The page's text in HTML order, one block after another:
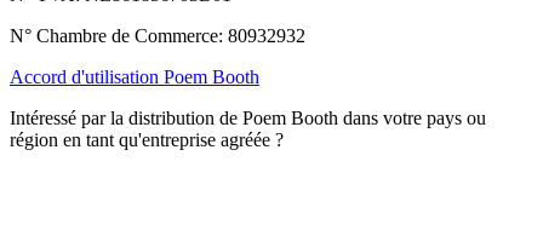
N° Chambre de Commerce: 80932932
Accord d'utilisation Poem Booth
Intéressé par la distribution de Poem Booth dans votre pays ou
région en tant qu'entreprise agréée ?